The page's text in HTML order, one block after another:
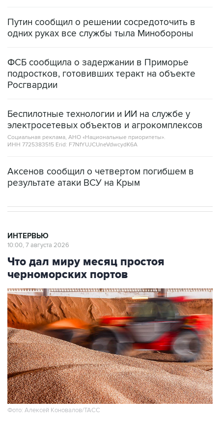
Путин сообщил о решении сосредоточить в
одних руках все службы тыла Минобороны
ФСБ сообщила о задержании в Приморье
подростков, готовивших теракт на объекте
Росгвардии
Беспилотные технологии и ИИ на службе у
электросетевых объектов и агрокомплексов
Социальная реклама, АНО «Национальные приоритеты».
ИНН 7725383515 Erid: F7NfYUJCUneVdwcydK6A
Аксенов сообщил о четвертом погибшем в
результате атаки ВСУ на Крым
ИНТЕРВЬЮ
10:00, 7 августа 2026
Что дал миру месяц простоя
черноморских портов
Фото: Алексей Коновалов/ТАСС